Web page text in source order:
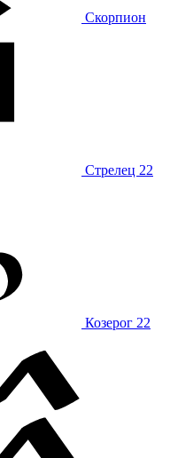
Скорпион
Стрелец 22
Козерог 22